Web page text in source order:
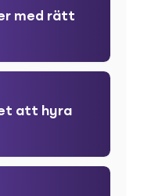
med rätt
att hyra